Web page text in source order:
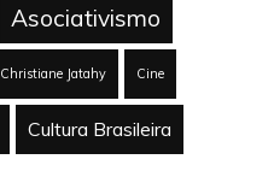
Asociativismo
Christiane Jatahy Cine
Cultura Brasileira